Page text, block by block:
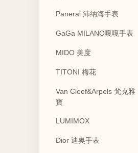
Panerai 沛纳海手表
GaGa MILANO嘎嘎手表
MIDO 美度
TITONI 梅花
Van Cleef&Arpels 梵克雅
寶
LUMIMOX
Dior 迪奥手表